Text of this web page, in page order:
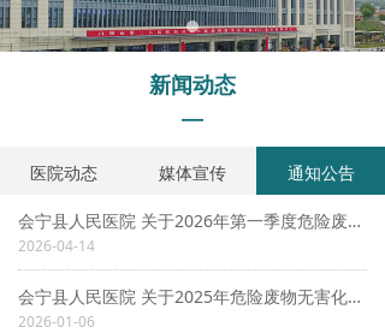
互动平台
新闻动态
—
会宁县人民医院 关于2026年第一季度危险废物 污染环境防治信息的公示
2026-04-14
会宁县人民医院 关于2025年危险废物无害化处置信息的公示
2026-01-06
医院动态 媒体宣传 通知公告